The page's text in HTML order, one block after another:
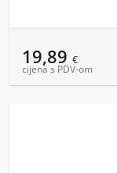
19,89 €
cijena s PDV-om